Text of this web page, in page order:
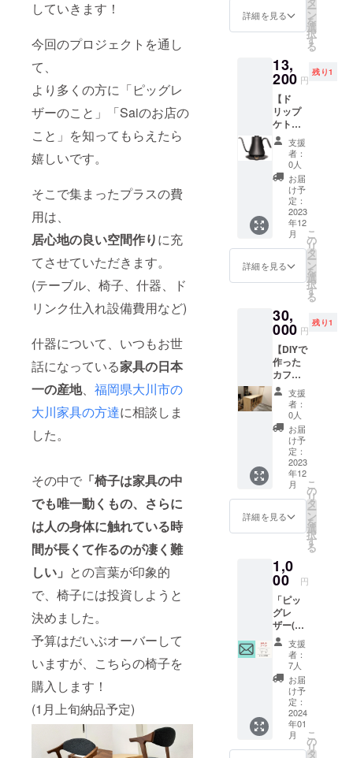
していきます！
今回のプロジェクトを通し
て、
より多くの方に「ピッグレ
ザーのこと」「Saiのお店の
こと」を知ってもらえたら
嬉しいです。
そこで集まったプラスの費
用は、
居心地の良い空間作りに充
てさせていただきます。
(テーブル、椅子、什器、ド
リンク仕入れ設備費用など)
什器について、いつもお世
話になっている家具の日本
一の産地、 福岡県大川市の
大川家具の方達に相談しま
した。
その中で 「椅子は家具の中
でも唯一動くもの、さらに
は人の身体に触れている時
間が長くて作るのが凄く難
しい」 との言葉が印象的
で、椅子には投資しようと
決めました。
予算はだいぶオーバーして
いますが、こちらの椅子を
購入します！
(1月上旬納品予定)
大人気
ギ材、
それに
国産
ピッグ
レザー
を使っ
た木製
スツー
ルを作
るワー
ショッ
プ』を
開催し
ます。
※料金は
1脚の料
参加し
て一脚
作って
もらう
ことも
可能で
す。 ※
豚さん
のキズ
やシ
ワ、木
材の木
目の違
いを活
かした
ルとな
ります
をお願
い致し
ます。
【座面
サイ
ズ】 幅
290mm
×奥行
260mm
【ス
ツール
サイ
ズ】 幅
330mm
×奥行
や「お
知らせ
掲示」
に使わ
せてい
ただき
ます。
【DIYで
作った
トイレ
前の
壁】を
使用し
ている
写真を
メール
でお送
り致し
ます。
詳細を見る ー
ン
を
選
択
す
る
13,
200 円
残り1
【ド
リップ
ケト
ル】ご
支援 カ
フェで
提供す
るコー
ヒーを
淹れる
際に必
要な
【ド
リップ
ケト
ル】を
ていた
だける
方を探
してい
ます。
大切に
使わせ
ていた
だきま
す。
【ド
リップ
ケト
ル】を
使用し
ている
写真を
ます。
支援
者：
0人
お届
け予
定：
2023
年12
月
詳細を見る
こ
の
リ
タ
ー
ン
を
選
択
す
る
30,
000 円
残り1
【DIYで
作った
カフェ
カウン
ター(材
料費)】
ご支援
カフェ
でのド
リンク
提供の
時に大
切に使
わせて
いただ
きま
【DIYで
作った
カフェ
カウン
ター】
を使用
してい
る写真
をメー
ルでお
送り致
しま
す。
支援
者：
0人
お届
け予
定：
2023
年12
月
詳細を見る
こ
の
リ
タ
ー
ン
を
選
択
す
る
1,0
00 円
「ピッ
グレ
ザー(豚
革)のお
店」を
ただた
だ応援
してく
ださる
方への
リター
ンで
す。 代
支援
者：
7人
お届
け予
定：
2024
年01
月
こ
の
リ
タ